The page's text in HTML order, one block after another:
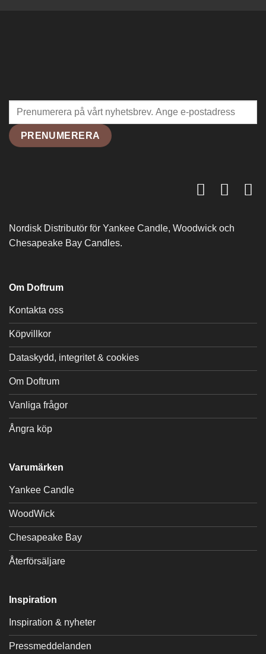
Nordisk Distributör för Yankee Candle, Woodwick och
Chesapeake Bay Candles.
Om Doftrum
Kontakta oss
Köpvillkor
Dataskydd, integritet & cookies
Om Doftrum
Vanliga frågor
Ångra köp
Varumärken
Yankee Candle
WoodWick
Chesapeake Bay
Återförsäljare
Inspiration
Inspiration & nyheter
Pressmeddelanden